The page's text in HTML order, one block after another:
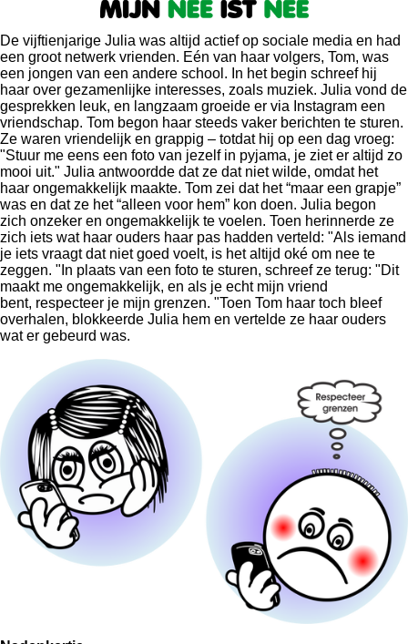
De vijftienjarige Julia was altijd actief op sociale media en had
een groot netwerk vrienden. Eén van haar volgers, Tom, was
een jongen van een andere school. In het begin schreef hij
haar over gezamenlijke interesses, zoals muziek. Julia vond de
gesprekken leuk, en langzaam groeide er via Instagram een
vriendschap. Tom begon haar steeds vaker berichten te sturen.
Ze waren vriendelijk en grappig – totdat hij op een dag vroeg:
"Stuur me eens een foto van jezelf in pyjama, je ziet er altijd zo
mooi uit." Julia antwoordde dat ze dat niet wilde, omdat het
haar ongemakkelijk maakte. Tom zei dat het “maar een grapje”
was en dat ze het “alleen voor hem” kon doen. Julia begon
zich onzeker en ongemakkelijk te voelen. Toen herinnerde ze
zich iets wat haar ouders haar pas hadden verteld: "Als iemand
je iets vraagt dat niet goed voelt, is het altijd oké om nee te
zeggen. "In plaats van een foto te sturen, schreef ze terug: "Dit
maakt me ongemakkelijk, en als je echt mijn vriend
bent, respecteer je mijn grenzen. "Toen Tom haar toch bleef
overhalen, blokkeerde Julia hem en vertelde ze haar ouders
wat er gebeurd was.